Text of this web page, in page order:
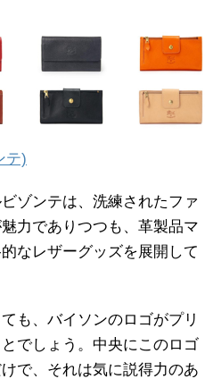
テ)
ゾンテは、洗練されたファ
力でありつつも、革製品マ
なレザーグッズを展開して
も、バイソンのロゴがプリ
でしょう。中央にこのロゴ
で、それは気に説得力のあ